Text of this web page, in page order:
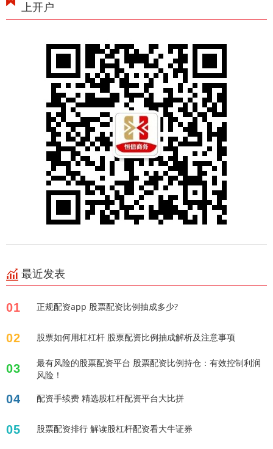
上开户
最近发表
01 正规配资app 股票配资比例抽成多少?
02 股票如何用杠杠杆 股票配资比例抽成解析及注意事项
03
最有风险的股票配资平台 股票配资比例持仓：有效控制利润
风险！
04 配资手续费 精选股杠杆配资平台大比拼
05 股票配资排行 解读股杠杆配资看大牛证券